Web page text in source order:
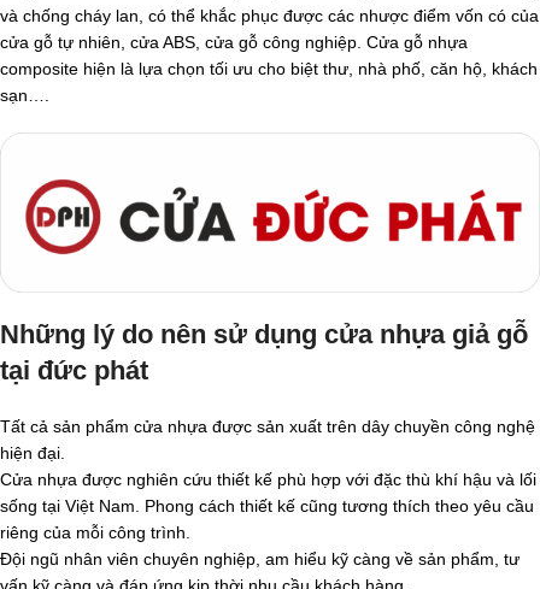
và chống cháy lan, có thể khắc phục được các nhược điểm vốn có của
cửa gỗ tự nhiên, cửa ABS, cửa gỗ công nghiệp. Cửa gỗ nhựa
composite hiện là lựa chọn tối ưu cho biệt thư, nhà phố, căn hộ, khách
sạn….
Những lý do nên sử dụng cửa nhựa giả gỗ
tại đức phát
Tất cả sản phẩm cửa nhựa được sản xuất trên dây chuyền công nghệ
hiện đại.
Cửa nhựa được nghiên cứu thiết kế phù hợp với đặc thù khí hậu và lối
sống tại Việt Nam. Phong cách thiết kế cũng tương thích theo yêu cầu
riêng của mỗi công trình.
Đội ngũ nhân viên chuyên nghiệp, am hiểu kỹ càng về sản phẩm, tư
vấn kỹ càng và đáp ứng kịp thời nhu cầu khách hàng.